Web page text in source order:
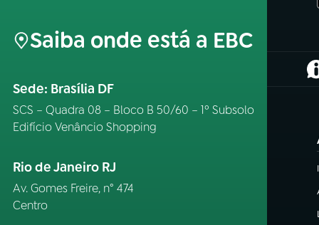
Saiba onde está a EBC
Sede: Brasília DF
SCS – Quadra 08 – Bloco B 50/60 – 1º Subsolo
Edifício Venâncio Shopping
Rio de Janeiro RJ
Av. Gomes Freire, n° 474
Centro